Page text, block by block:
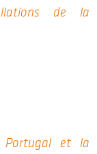
de la
Portugal et la